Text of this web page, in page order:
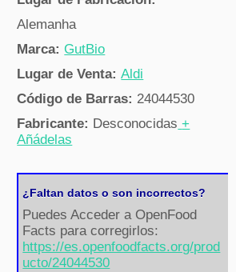
Alemanha
Marca: GutBio
Lugar de Venta:Aldi
Código de Barras: 24044530
Fabricante: Desconocidas +
Añádelas
¿Faltan datos o son incorrectos?
Puedes Acceder a OpenFood
Facts para corregirlos:
https://es.openfoodfacts.org/prod
ucto/24044530